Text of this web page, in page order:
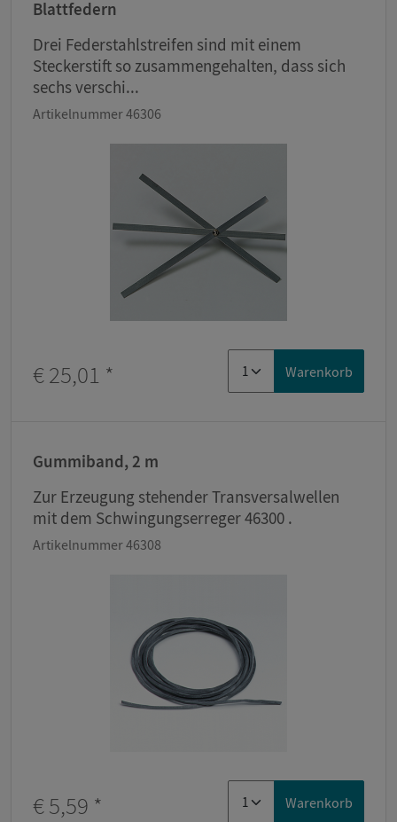
Blattfedern
Drei Federstahlstreifen sind mit einem
Steckerstift so zusammengehalten, dass sich
sechs verschi...
Artikelnummer 46306
€ 25,01 * Warenkorb
Gummiband, 2 m
Zur Erzeugung stehender Transversalwellen
mit dem Schwingungserreger 46300 .
Artikelnummer 46308
€ 5,59 * Warenkorb